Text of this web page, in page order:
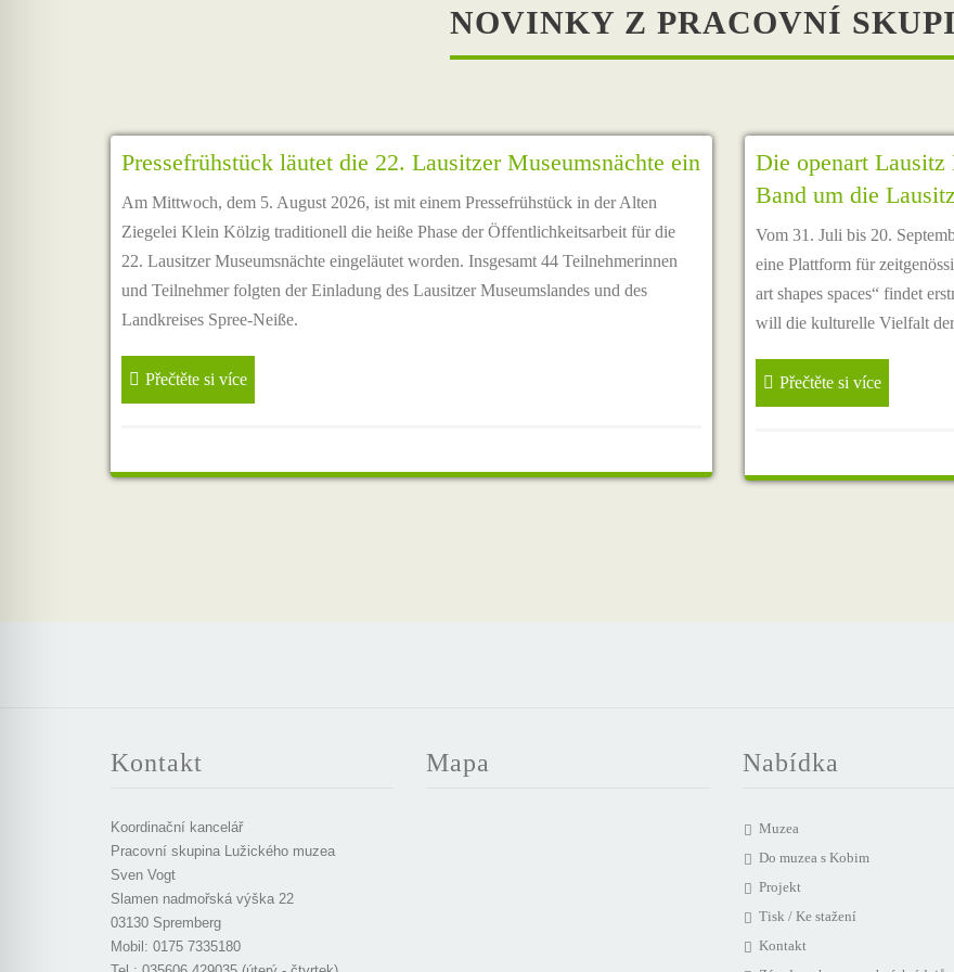
NOVINKY Z PRACOVNÍ
Pressefrühstück läutet die 22. Lausitzer Museumsnächte ein
Am Mittwoch, dem 5. August 2026, ist mit einem Pressefrühstück in der Alten
Ziegelei Klein Kölzig traditionell die heiße Phase der Öffentlichkeitsarbeit für die
22. Lausitzer Museumsnächte eingeläutet worden. Insgesamt 44 Teilnehmerinnen
und Teilnehmer folgten der Einladung des Lausitzer Museumslandes und des
Landkreises Spree-Neiße.
Přečtěte si více
Die openart Lausitz
Band um die Lausitz
Vom 31. Juli bis 20.
eine Plattform für
art shapes spaces“ findet
will die kulturelle Vielfalt
Přečtěte si více
Kontakt
Koordinační kancelář
Pracovní skupina Lužického muzea
Sven Vogt
Slamen nadmořská výška 22
03130 Spremberg
Mobil: 0175 7335180
Mapa Nabídka
Muzea
Do muzea s Kobim
Projekt
Tisk / Ke stažení
Kontakt